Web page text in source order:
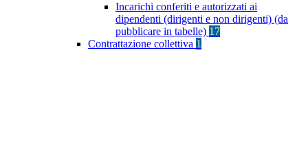
Incarichi conferiti e autorizzati ai
dipendenti (dirigenti e non dirigenti) (da
pubblicare in tabelle) 17
Contrattazione collettiva 1